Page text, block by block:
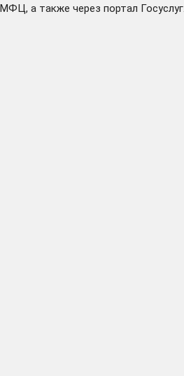
МФЦ, а также через портал Госуслуг.